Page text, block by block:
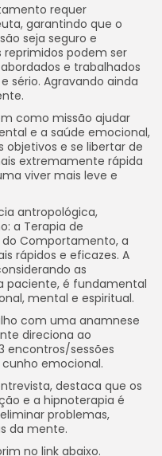
requer
garantindo que o
seja seguro e
podem ser
e trabalhados
sério. Agravando ainda
como missão ajudar
e a saúde emocional,
objetivos e se libertar de
extremamente rápida
viver mais leve e
antropológica,
a Terapia de
do Comportamento, a
rápidos e eficazes. A
as
paciente, é fundamental
mental e espiritual.
com uma anamnese
direciona ao
encontros/sessões
emocional.
destaca que os
e a hipnoterapia é
problemas,
da mente.
no link abaixo.